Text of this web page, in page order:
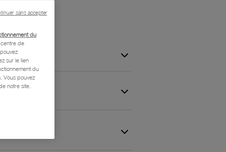
du
de
sur le lien
du
Vous pouvez
notre site.
sans accepter